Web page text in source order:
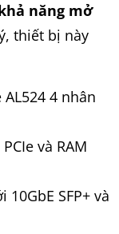
năng mở
thiết bị này
4 nhân
và RAM
SFP+ và